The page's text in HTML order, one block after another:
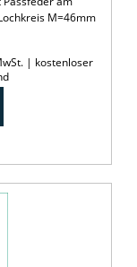
M=46mm
| kostenloser